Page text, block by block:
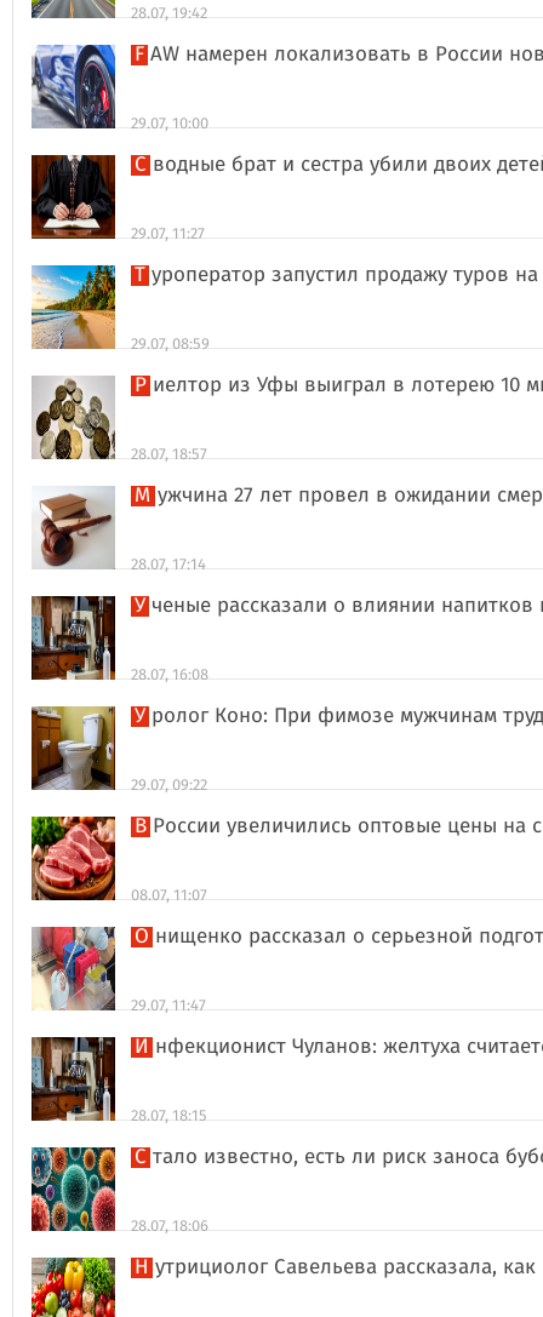
28.07, 19:42
FAW намерен локализовать в России
29.07, 10:00
Сводные брат и сестра убили двоих
29.07, 11:27
Туроператор запустил продажу туров
29.07, 08:59
Риелтор из Уфы выиграл в лотерею 10
28.07, 18:57
Мужчина 27 лет провел в ожидании
28.07, 17:14
Ученые рассказали о влиянии
28.07, 16:08
Уролог Коно: При фимозе мужчинам
29.07, 09:22
В России увеличились оптовые цены на
08.07, 11:07
Онищенко рассказал о серьезной
29.07, 11:47
Инфекционист Чуланов: желтуха
28.07, 18:15
Стало известно, есть ли риск заноса
28.07, 18:06
Нутрициолог Савельева рассказала,